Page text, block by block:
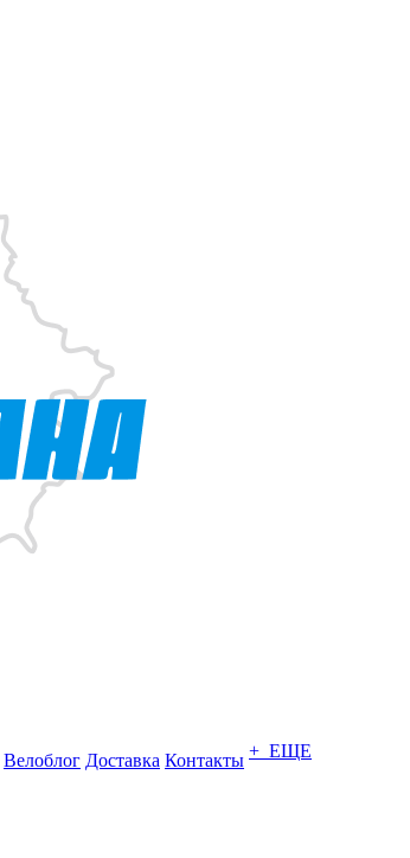
Велоблог Доставка Контакты + ЕЩЕ